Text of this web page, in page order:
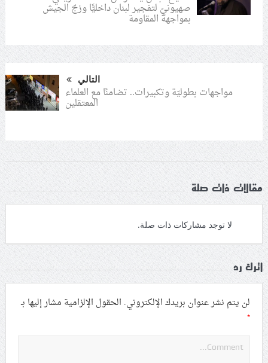
صهيونيّ لتفجير لبنان داخليًّا وزجّ الجيش
بمواجهة المقاومة
التالي
مواجهات بطوليّة وتكبيرات.. تضامنًا مع العلماء
المعتقلين
مقالات ذات صلة
لا توجد مشاركات ذات صلة.
اترك رد
لن يتم نشر عنوان بريدك الإلكتروني. الحقول الإلزامية مشار إليها بـ
*